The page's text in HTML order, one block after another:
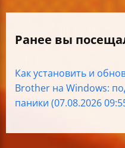
Ранее вы
Как установить и
Brother на Windows:
паники (07.08.2026